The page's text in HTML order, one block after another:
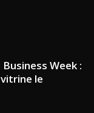
Week :
le